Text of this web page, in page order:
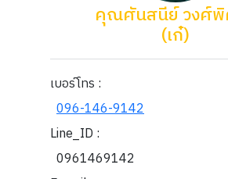
คุณศันสนีย์ วงศ์พิ
(เก๋)
เบอร์โทร :
096-146-9142
Line_ID :
0961469142